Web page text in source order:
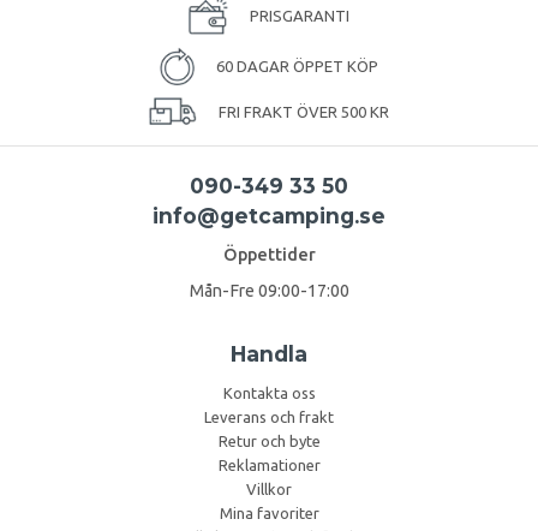
PRISGARANTI
60 DAGAR ÖPPET KÖP
FRI FRAKT ÖVER 500 KR
090-349 33 50
info@getcamping.se
Öppettider
Mån-Fre 09:00-17:00
Handla
Kontakta oss
Leverans och frakt
Retur och byte
Reklamationer
Villkor
Mina favoriter